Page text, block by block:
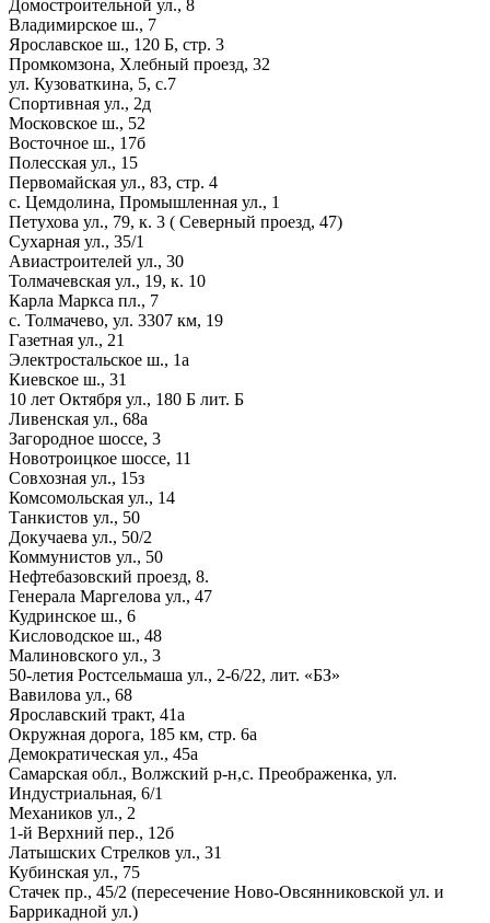
Домостроительной ул., 8
Владимирское ш., 7
Ярославское ш., 120 Б, стр. 3
Промкомзона, Хлебный проезд, 32
ул. Кузоваткина, 5, с.7
Спортивная ул., 2д
Московское ш., 52
Восточное ш., 17б
Полесская ул., 15
Первомайская ул., 83, стр. 4
с. Цемдолина, Промышленная ул., 1
Петухова ул., 79, к. 3 ( Северный проезд, 47)
Сухарная ул., 35/1
Авиастроителей ул., 30
Толмачевская ул., 19, к. 10
Карла Маркса пл., 7
с. Толмачево, ул. 3307 км, 19
Газетная ул., 21
Электростальское ш., 1а
Киевское ш., 31
10 лет Октября ул., 180 Б лит. Б
Ливенская ул., 68а
Загородное шоссе, 3
Новотроицкое шоссе, 11
Совхозная ул., 15з
Комсомольская ул., 14
Танкистов ул., 50
Докучаева ул., 50/2
Коммунистов ул., 50
Нефтебазовский проезд, 8.
Генерала Маргелова ул., 47
Кудринское ш., 6
Кисловодское ш., 48
Малиновского ул., 3
50-летия Ростсельмаша ул., 2-6/22, лит. «БЗ»
Вавилова ул., 68
Ярославский тракт, 41а
Окружная дорога, 185 км, стр. 6а
Демократическая ул., 45а
Самарская обл., Волжский р-н,с. Преображенка, ул.
Индустриальная, 6/1
Механиков ул., 2
1-й Верхний пер., 12б
Латышских Стрелков ул., 31
Кубинская ул., 75
Стачек пр., 45/2 (пересечение Ново-Овсянниковской ул. и
Баррикадной ул.)